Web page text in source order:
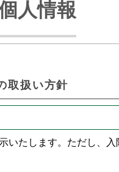
人情報
取扱い方針
いたします。ただし、